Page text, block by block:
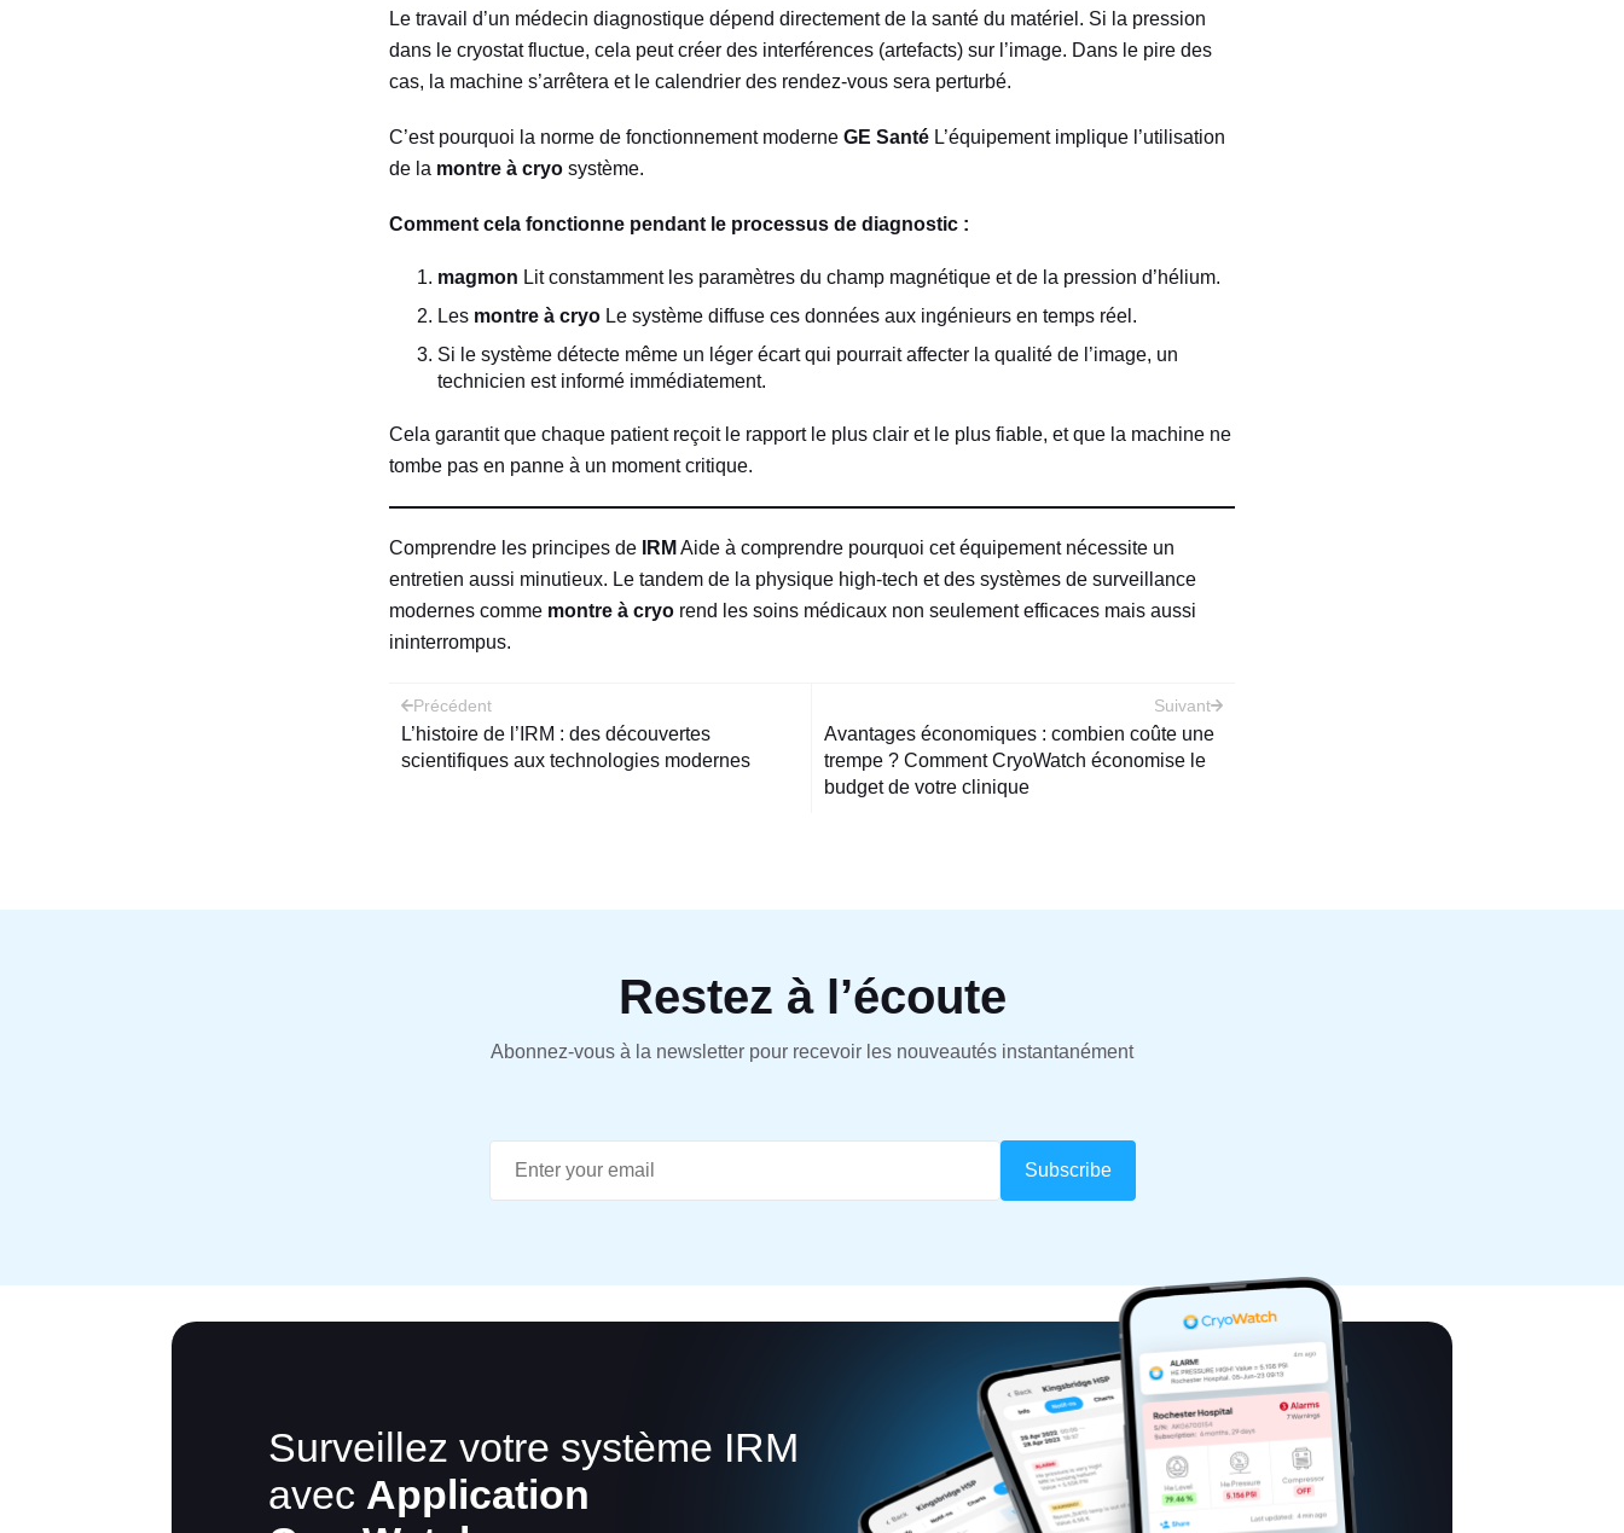
Le travail d’un médecin diagnostique dépend directement de la santé du matériel. Si la pression
dans le cryostat fluctue, cela peut créer des interférences (artefacts) sur l’image. Dans le pire des
cas, la machine s’arrêtera et le calendrier des rendez-vous sera perturbé.
C’est pourquoi la norme de fonctionnement moderne GE Santé L’équipement implique l’utilisation
de la montre à cryo système.
Comment cela fonctionne pendant le processus de diagnostic :
magmon Lit constamment les paramètres du champ magnétique et de la pression d’hélium.
Les montre à cryo Le système diffuse ces données aux ingénieurs en temps réel.
Si le système détecte même un léger écart qui pourrait affecter la qualité de l’image, un
technicien est informé immédiatement.
Cela garantit que chaque patient reçoit le rapport le plus clair et le plus fiable, et que la machine ne
tombe pas en panne à un moment critique.
Comprendre les principes de IRM Aide à comprendre pourquoi cet équipement nécessite un
entretien aussi minutieux. Le tandem de la physique high-tech et des systèmes de surveillance
modernes comme montre à cryo rend les soins médicaux non seulement efficaces mais aussi
ininterrompus.
Navigation
de
Précédent
L’histoire de l’IRM : des découvertes
scientifiques aux technologies modernes
Suivant
Avantages économiques : combien coûte une
trempe ? Comment CryoWatch économise le
budget de votre clinique
Restez à l’écoute
Abonnez-vous à la newsletter pour recevoir les nouveautés instantanément
Surveillez votre système IRM
avec Application